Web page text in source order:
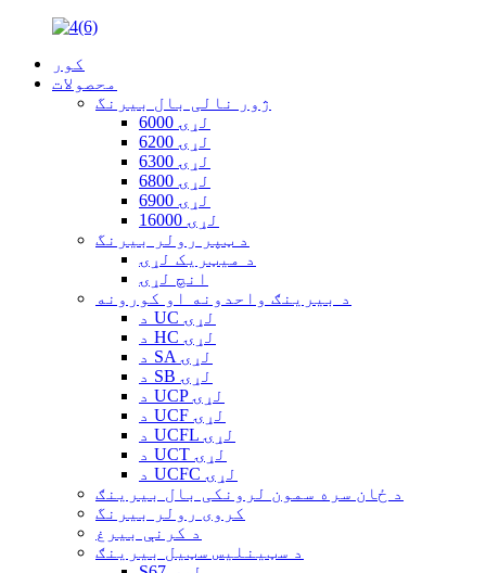
کور
محصولات
ژور نالی بال بیرنگ
6000 لړۍ
6200 لړۍ
6300 لړۍ
6800 لړۍ
6900 لړۍ
16000 لړۍ
د ټپر رولر بیرنگ
د میټریک لړۍ
انچ لړۍ
د بیرینګ واحدونه او کورونه
د UC لړۍ
د HC لړۍ
د SA لړۍ
د SB لړۍ
د UCP لړۍ
د UCF لړۍ
د UCFL لړۍ
د UCT لړۍ
د UCFC لړۍ
د ځان سره سمون لرونکی بال بیرینګ
کروی رولر بیرنگ
د کرنې بیرغ
د سټینلیس سټیل بیرینګ